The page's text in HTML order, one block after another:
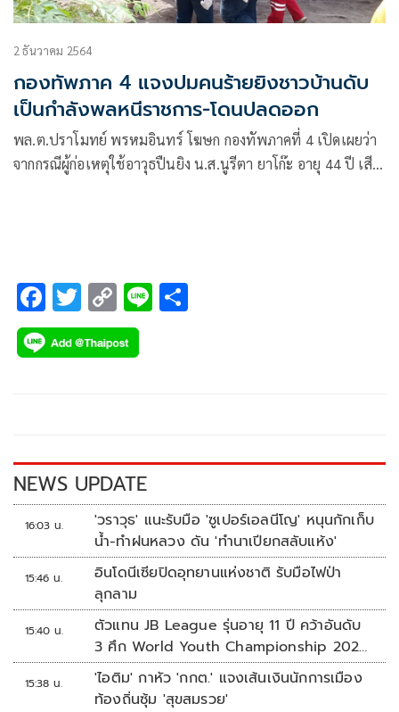
2 ธันวาคม 2564
กองทัพภาค 4 แจงปมคนร้ายยิงชาวบ้านดับ
เป็นกำลังพลหนีราชการ-โดนปลดออก
พล.ต.ปราโมทย์ พรหมอินทร์ โฆษก กองทัพภาคที่ 4 เปิดเผยว่า
จากกรณีผู้ก่อเหตุใช้อาวุธปืนยิง น.ส.นูรีตา ยาโก๊ะ อายุ 44 ปี เสีย
F
ac
e
k
T
wi
tt
C
o
p
k
Li
NEWS UPDATE
16:03 น.
'วราวุธ' แนะรับมือ 'ซูเปอร์เอลนีโญ' หนุนกักเก็บ
น้ำ-ทำฝนหลวง ดัน 'ทำนาเปียกสลับแห้ง'
15:46 น.
อินโดนีเซียปิดอุทยานแห่งชาติ รับมือไฟป่า
ลุกลาม
15:40 น.
ตัวแทน JB League รุ่นอายุ 11 ปี คว้าอันดับ
3 ศึก World Youth Championship 2026
ที่สิงคโปร์
15:38 น.
'ไอติม' กาหัว 'กกต.' แจงเส้นเงินนักการเมือง
ท้องถิ่นซุ้ม 'สุขสมรวย'